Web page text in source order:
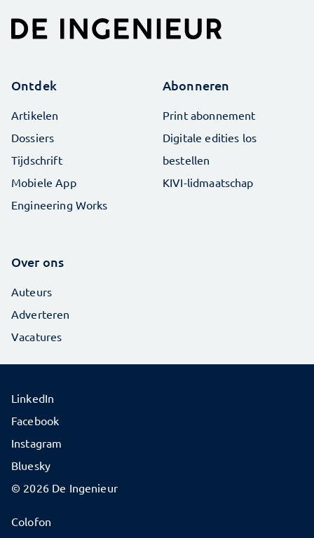
Ontdek
Artikelen
Dossiers
Tijdschrift
Mobiele App
Engineering Works
Abonneren
Print abonnement
Digitale edities los
bestellen
KIVI-lidmaatschap
Over ons
Auteurs
Adverteren
Vacatures
© 2026 De Ingenieur
Colofon
LinkedIn
Facebook
Instagram
Bluesky